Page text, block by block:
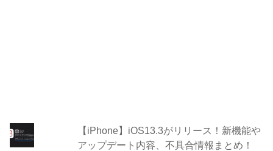
【iPhone】iOS13.3がリリース！新機能や
アップデート内容、不具合情報まとめ！